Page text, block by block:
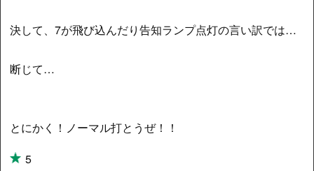
決して、7が飛び込んだり告知ランプ点灯の言い訳では…
断じて…
とにかく！ノーマル打とうぜ！！
5